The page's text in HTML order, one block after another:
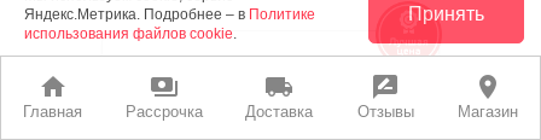
home
Главная
payments
Рассрочка
local_shipping
Доставка
rate_review
Отзывы
place
Магазин
Яндекс.Метрика. Подробнее – в Политике
использования файлов cookie.
Принять